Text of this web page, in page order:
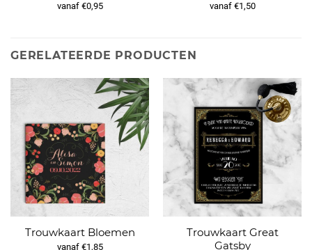
vanaf €0,95 vanaf €1,50
GERELATEERDE PRODUCTEN
Trouwkaart Bloemen
vanaf €1,85
Trouwkaart Great
Gatsby